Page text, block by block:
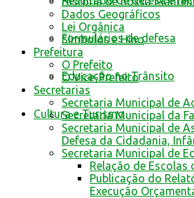
Formulários de defesa
Educação no Trânsito
Cultura e Turismo
Dados Geográficos
Lei Orgânica
Símbolos e Hino
Prefeitura
O Prefeito
O Vice-Prefeito
Secretarias
Secretaria Municipal de
Secretaria Municipal da
Secretaria Municipal de
Defesa da Cidadania,
Secretaria Municipal de
Relação de Escolas
Publicação do
Execução